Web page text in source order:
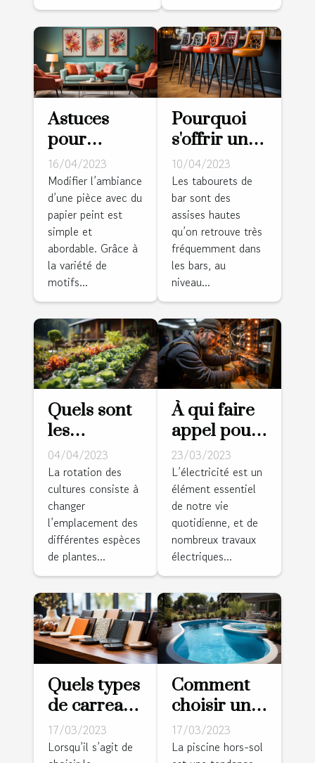
Astuces
pour
modifier
l’ambiance
d’un cadre
avec du
papier
peint
16/04/2023
Modifier l’ambiance
d’une pièce avec du
papier peint est
simple et
abordable. Grâce à
la variété de
motifs...
Pourquoi
s'offrir un
tabouret de
bar ?
10/04/2023
Les tabourets de
bar sont des
assises hautes
qu’on retrouve très
fréquemment dans
les bars, au
niveau...
Quels sont
les
avantages
de la
rotation des
cultures
pour un
jardin sain
et productif
?
04/04/2023
La rotation des
cultures consiste à
changer
l’emplacement des
différentes espèces
de plantes...
À qui faire
appel pour
vos travaux
d’électricité
?
23/03/2023
L’électricité est un
élément essentiel
de notre vie
quotidienne, et de
nombreux travaux
électriques...
Quels types
de carreaux
pour votre
intérieur ?
17/03/2023
Lorsqu’il s’agit de
Comment
choisir un
modèle de
piscine
17/03/2023
La piscine hors-sol